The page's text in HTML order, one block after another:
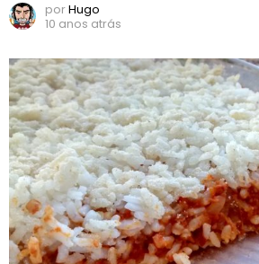
porHugo
10 anos atrás